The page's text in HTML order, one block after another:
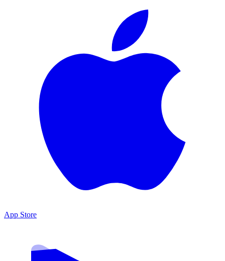
App Store